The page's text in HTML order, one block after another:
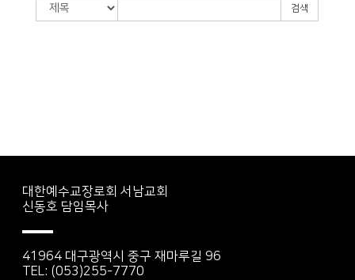
검색
대한예수교장로회 서남교회
신동호 담임목사
41964 대구광역시 중구 재마루길 96
TEL: (053)255-7770